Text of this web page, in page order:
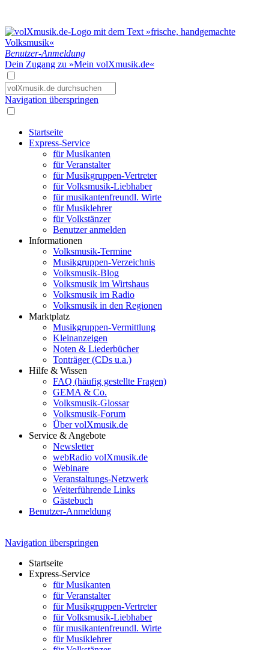
Benutzer-Anmeldung
Dein Zugang zu »Mein volXmusik.de«
Navigation überspringen
Startseite
Express-Service
für Musikanten
für Veranstalter
für Musikgruppen-Vertreter
für Volksmusik-Liebhaber
für musikantenfreundl. Wirte
für Musiklehrer
für Volkstänzer
Benutzer anmelden
Informationen
Volksmusik-Termine
Musikgruppen-Verzeichnis
Volksmusik-Blog
Volksmusik im Wirtshaus
Volksmusik im Radio
Volksmusik in den Regionen
Marktplatz
Musikgruppen-Vermittlung
Kleinanzeigen
Noten & Liederbücher
Tonträger (CDs u.a.)
Hilfe & Wissen
FAQ (häufig gestellte Fragen)
GEMA & Co.
Volksmusik-Glossar
Volksmusik-Forum
Über volXmusik.de
Service & Angebote
Newsletter
webRadio volXmusik.de
Webinare
Veranstaltungs-Netzwerk
Weiterführende Links
Gästebuch
Benutzer-Anmeldung
Navigation überspringen
Startseite
Express-Service
für Musikanten
für Veranstalter
für Musikgruppen-Vertreter
für Volksmusik-Liebhaber
für musikantenfreundl. Wirte
für Musiklehrer